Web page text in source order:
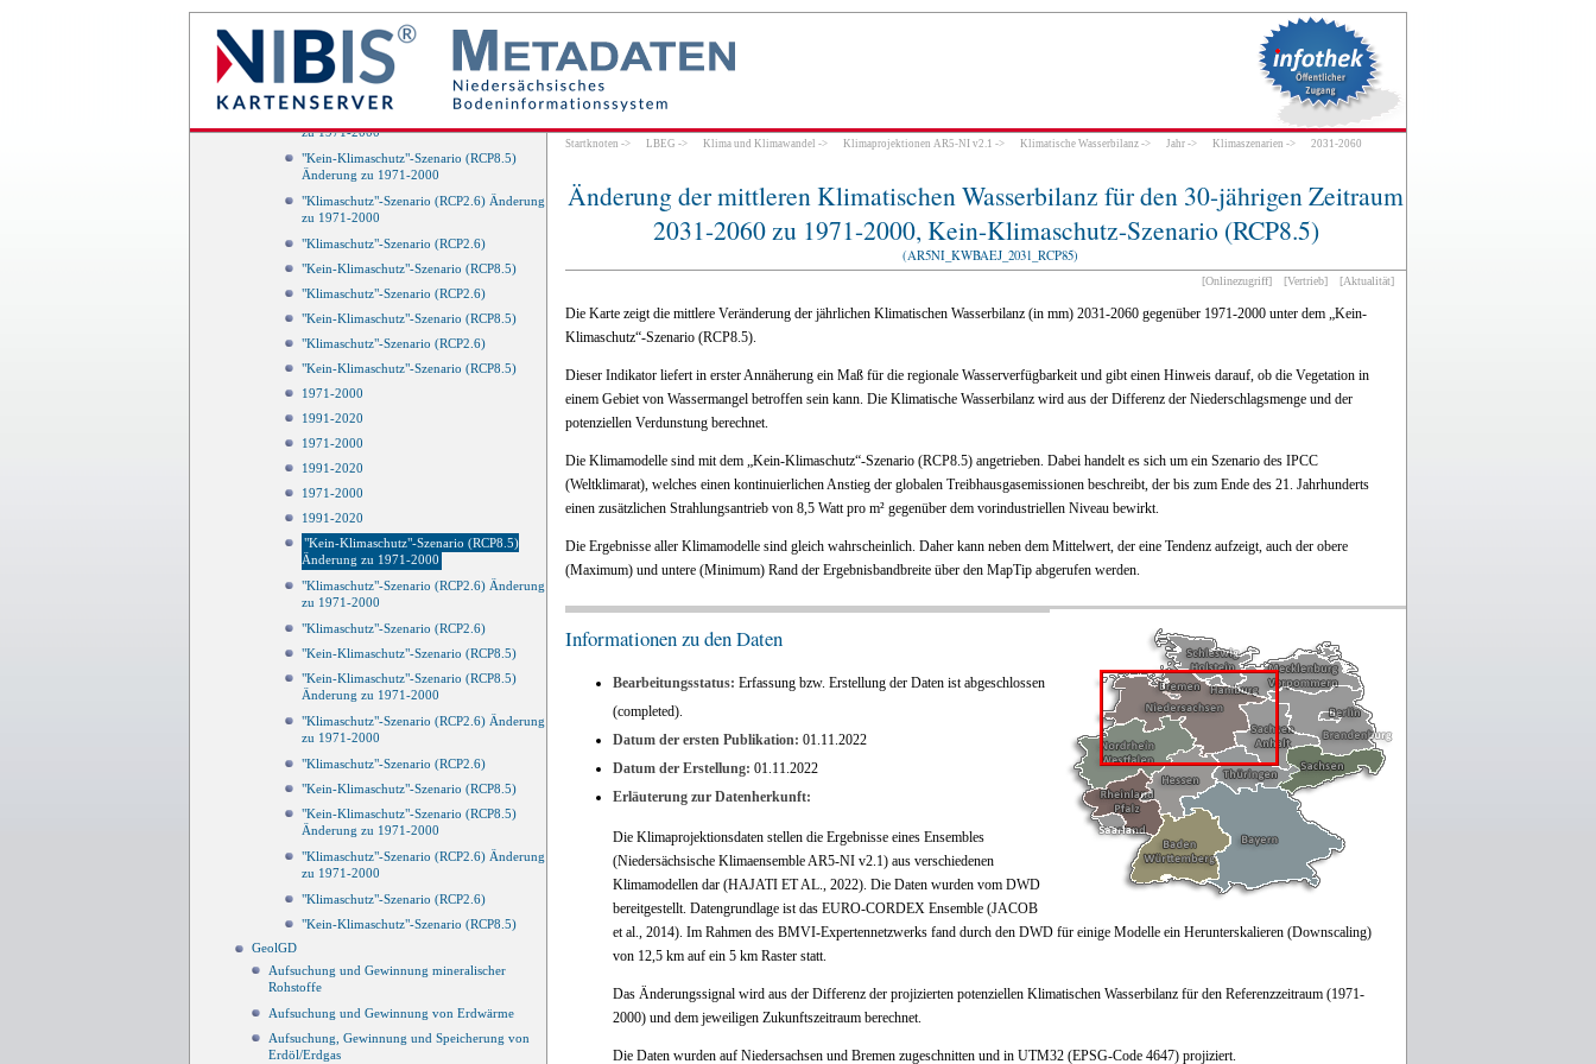
"Klimaschutz"-Szenario (RCP2.6) Änderung
zu 1971-2000
"Kein-Klimaschutz"-Szenario (RCP8.5)
zu 1971-2000
"Kein-Klimaschutz"-Szenario (RCP8.5)
Änderung zu 1971-2000
"Klimaschutz"-Szenario (RCP2.6) Änderung
zu 1971-2000
"Klimaschutz"-Szenario (RCP2.6)
"Kein-Klimaschutz"-Szenario (RCP8.5)
"Klimaschutz"-Szenario (RCP2.6)
"Kein-Klimaschutz"-Szenario (RCP8.5)
"Klimaschutz"-Szenario (RCP2.6)
"Kein-Klimaschutz"-Szenario (RCP8.5)
1971-2000
1991-2020
1971-2000
1991-2020
1971-2000
1991-2020
"Kein-Klimaschutz"-Szenario (RCP8.5)
Änderung zu 1971-2000
"Klimaschutz"-Szenario (RCP2.6) Änderung
zu 1971-2000
"Klimaschutz"-Szenario (RCP2.6)
"Kein-Klimaschutz"-Szenario (RCP8.5)
"Kein-Klimaschutz"-Szenario (RCP8.5)
Änderung zu 1971-2000
"Klimaschutz"-Szenario (RCP2.6) Änderung
zu 1971-2000
"Klimaschutz"-Szenario (RCP2.6)
"Kein-Klimaschutz"-Szenario (RCP8.5)
"Kein-Klimaschutz"-Szenario (RCP8.5)
Änderung zu 1971-2000
"Klimaschutz"-Szenario (RCP2.6) Änderung
zu 1971-2000
"Klimaschutz"-Szenario (RCP2.6)
"Kein-Klimaschutz"-Szenario (RCP8.5)
GeolGD
Aufsuchung und Gewinnung mineralischer
Rohstoffe
Aufsuchung und Gewinnung von Erdwärme
Aufsuchung, Gewinnung und Speicherung von
Erdöl/Erdgas
Startknoten -> LBEG -> Klima und Klimawandel -> Klimaprojektionen AR5-NI v2.1 -> Klimatische Wasserbilanz -> Jahr -> Klimaszenarien -> 2031-2060
Änderung der mittleren Klimatischen Wasserbilanz für den 30-jährigen Zeitraum
2031-2060 zu 1971-2000, Kein-Klimaschutz-Szenario (RCP8.5)
(AR5NI_KWBAEJ_2031_RCP85)
[Onlinezugriff] [Vertrieb] [Aktualität]
Die Karte zeigt die mittlere Veränderung der jährlichen Klimatischen Wasserbilanz (in mm) 2031-2060 gegenüber 1971-2000 unter dem „Kein-
Klimaschutz“-Szenario (RCP8.5).
Dieser Indikator liefert in erster Annäherung ein Maß für die regionale Wasserverfügbarkeit und gibt einen Hinweis darauf, ob die Vegetation in
einem Gebiet von Wassermangel betroffen sein kann. Die Klimatische Wasserbilanz wird aus der Differenz der Niederschlagsmenge und der
potenziellen Verdunstung berechnet.
Die Klimamodelle sind mit dem „Kein-Klimaschutz“-Szenario (RCP8.5) angetrieben. Dabei handelt es sich um ein Szenario des IPCC
(Weltklimarat), welches einen kontinuierlichen Anstieg der globalen Treibhausgasemissionen beschreibt, der bis zum Ende des 21. Jahrhunderts
einen zusätzlichen Strahlungsantrieb von 8,5 Watt pro m² gegenüber dem vorindustriellen Niveau bewirkt.
Die Ergebnisse aller Klimamodelle sind gleich wahrscheinlich. Daher kann neben dem Mittelwert, der eine Tendenz aufzeigt, auch der obere
(Maximum) und untere (Minimum) Rand der Ergebnisbandbreite über den MapTip abgerufen werden.
Informationen zu den Daten
Bearbeitungsstatus: Erfassung bzw. Erstellung der Daten ist abgeschlossen
(completed).
Datum der ersten Publikation: 01.11.2022
Datum der Erstellung: 01.11.2022
Erläuterung zur Datenherkunft:
Die Klimaprojektionsdaten stellen die Ergebnisse eines Ensembles
(Niedersächsische Klimaensemble AR5-NI v2.1) aus verschiedenen
Klimamodellen dar (HAJATI ET AL., 2022). Die Daten wurden vom DWD
bereitgestellt. Datengrundlage ist das EURO-CORDEX Ensemble (JACOB
et al., 2014). Im Rahmen des BMVI-Expertennetzwerks fand durch den DWD für einige Modelle ein Herunterskalieren (Downscaling)
von 12,5 km auf ein 5 km Raster statt.
Das Änderungssignal wird aus der Differenz der projizierten potenziellen Klimatischen Wasserbilanz für den Referenzzeitraum (1971-
2000) und dem jeweiligen Zukunftszeitraum berechnet.
Die Daten wurden auf Niedersachsen und Bremen zugeschnitten und in UTM32 (EPSG-Code 4647) projiziert.